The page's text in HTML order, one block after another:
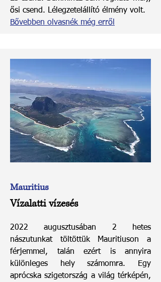
ősi csend. Lélegzetelállító élmény volt.
Bővebben olvasnék még erről
Mauritius
Vízalatti vízesés
2022 augusztusában 2 hetes
nászutunkat töltöttük Mauritiuson a
férjemmel, talán ezért is annyira
különleges hely számomra. Egy
aprócska szigetország a világ térképén,